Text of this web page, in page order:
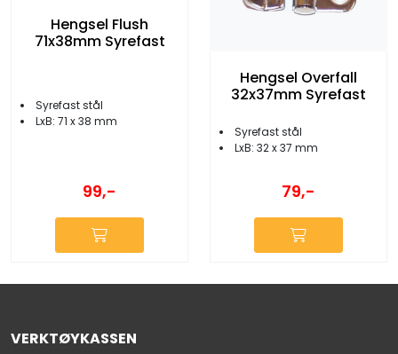
Hengsel Flush
71x38mm Syrefast
Syrefast stål
LxB: 71 x 38 mm
99,-
Hengsel Overfall
32x37mm Syrefast
Syrefast stål
LxB: 32 x 37 mm
79,-
VERKTØYKASSEN